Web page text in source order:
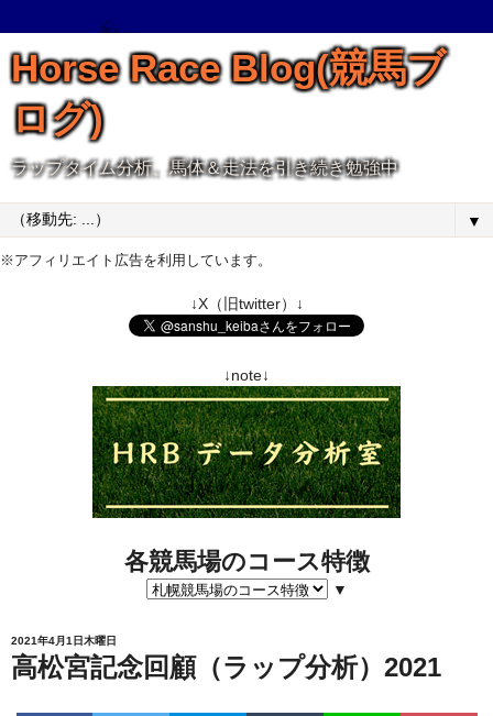
Horse Race Blog(競馬ブ
ログ)
ラップタイム分析、馬体＆走法を引き続き勉強中
▼
※アフィリエイト広告を利用しています。
↓X（旧twitter）↓
↓note↓
各競馬場のコース特徴
▼
2021年4月1日木曜日
高松宮記念回顧（ラップ分析）2021